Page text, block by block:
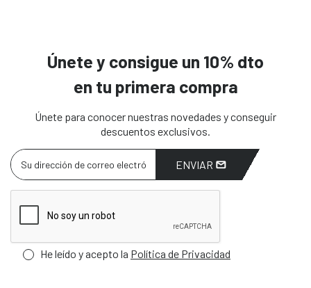
Únete y consigue un 10% dto
en tu primera compra
Únete para conocer nuestras novedades y conseguir
descuentos exclusivos.
ENVIAR
He leído y acepto la Política de Privacidad